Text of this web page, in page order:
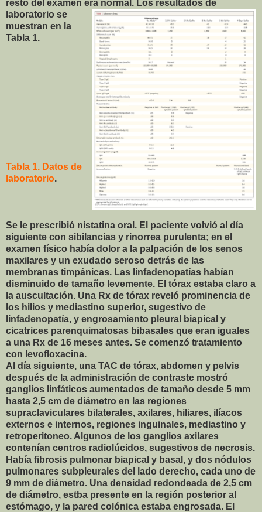
resto del examen era normal. Los resultados de
laboratorio se
muestran en la
Tabla 1.
Tabla 1. Datos de
laboratorio.
Se le prescribió nistatina oral. El paciente volvió al día
siguiente con sibilancias y rinorrea purulenta; en el
examen físico había dolor a la palpación de los senos
maxilares y un exudado seroso detrás de las
membranas timpánicas. Las linfadenopatías habían
disminuido de tamaño levemente. El tórax estaba claro a
la auscultación. Una Rx de tórax reveló prominencia de
los hilios y mediastino superior, sugestivo de
linfadenopatía, y engrosamiento pleural biapical y
cicatrices parenquimatosas bibasales que eran iguales
a una Rx de 16 meses antes. Se comenzó tratamiento
con levofloxacina.
Al día siguiente, una TAC de tórax, abdomen y pelvis
después de la administración de contraste mostró
ganglios linfáticos aumentados de tamaño desde 5 mm
hasta 2,5 cm de diámetro en las regiones
supraclaviculares bilaterales, axilares, hiliares, ilíacos
externos e internos, regiones inguinales, mediastino y
retroperitoneo. Algunos de los ganglios axilares
contenían centros radiolúcidos, sugestivos de necrosis.
Había fibrosis pulmonar biapical y basal, y dos nódulos
pulmonares subpleurales del lado derecho, cada uno de
9 mm de diámetro. Una densidad redondeada de 2,5 cm
de diámetro, estba presente en la región posterior al
estómago, y la pared colónica estaba engrosada. El